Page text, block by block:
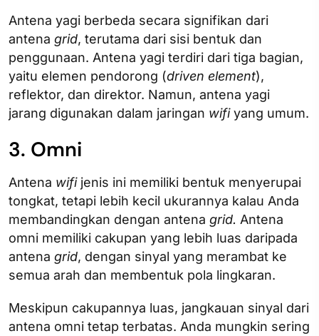
Antena yagi berbeda secara signifikan dari
antena grid, terutama dari sisi bentuk dan
penggunaan. Antena yagi terdiri dari tiga bagian,
yaitu elemen pendorong (driven element),
reflektor, dan direktor. Namun, antena yagi
jarang digunakan dalam jaringan wifiyang umum.
3. Omni
Antena wifi jenis ini memiliki bentuk menyerupai
tongkat, tetapi lebih kecil ukurannya kalau Anda
membandingkan dengan antena grid. Antena
omni memiliki cakupan yang lebih luas daripada
antena grid, dengan sinyal yang merambat ke
semua arah dan membentuk pola lingkaran.
Meskipun cakupannya luas, jangkauan sinyal dari
antena omni tetap terbatas. Anda mungkin sering